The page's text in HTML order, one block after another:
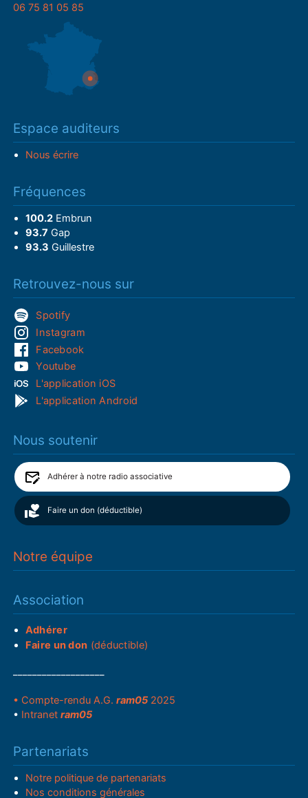
06 75 81 05 85
Espace auditeurs
Nous écrire
Fréquences
100.2Embrun
93.7 Gap
93.3 Guillestre
Retrouvez-nous sur
Spotify
Instagram
Facebook
Youtube
L'application iOS
L'application Android
Nous soutenir
Adhérer à notre radio associative
Faire un don (déductible)
Notre équipe
Association
Adhérer
Faire un don (déductible)
• Compte-rendu A.G.ram05 2025
• Intranetram05
Partenariats
Notre politique de partenariats
Nos conditions générales